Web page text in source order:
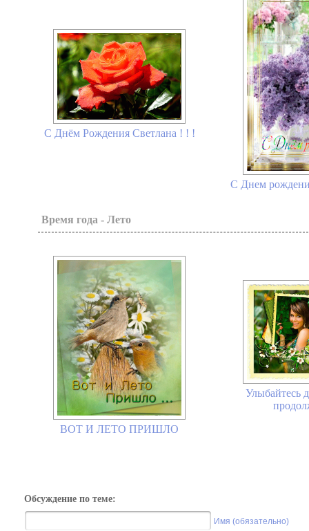
С Днём Рождения Светлана ! ! !
С Днем
Время года - Лето
ВОТ И ЛЕТО ПРИШЛО
Улыбайтесь
Обсуждение по теме:
Имя (обязательно)